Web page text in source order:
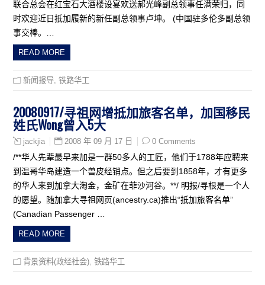
联合总会在红宝石大酒楼设宴欢送郝光峰副总领事任满荣归，同
时欢迎近日抵加履新的新任副总领事卢坤。 (中国驻多伦多副总领
事交棒。…
READ MORE
新闻报导 ,铁路华工
20080917/寻祖网增抵加旅客名单，加国移民
姓氏Wong曾入5大
jackjia 2008 年 09 月 17 日 0 Comments
/**华人先辈最早来加是一群50多人的工匠，他们于1788年应聘来
到温哥华岛建造一个兽皮经销点。但之后要到1858年，才有更多
的华人来到加拿大淘金，金矿在菲沙河谷。**/ 明报/寻根是一个人
的愿望。随加拿大寻祖网页(ancestry.ca)推出“抵加旅客名单”
(Canadian Passenger …
READ MORE
背景资料(政经社会) ,铁路华工